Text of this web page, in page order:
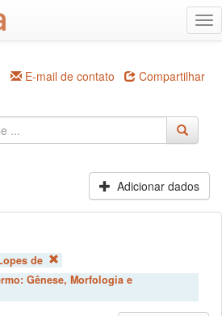
E-mail de contato Compartilhar
Adicionar dados
de
Gênese, Morfologia e